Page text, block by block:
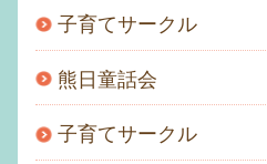
子育てサークル
熊日童話会
子育てサークル